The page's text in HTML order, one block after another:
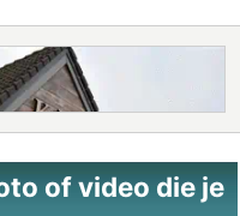
of video die je